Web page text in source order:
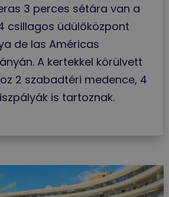
3 perces sétára van a
csillagos üdülőközpont
de las Américas
A kertekkel körülvett
2 szabadtéri medence, 4
is tartoznak.